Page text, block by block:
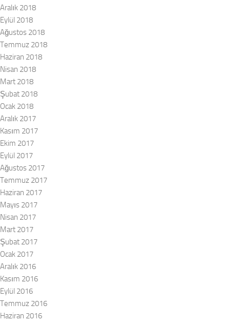
Aralık 2018
Eylül 2018
Ağustos 2018
Temmuz 2018
Haziran 2018
Nisan 2018
Mart 2018
Şubat 2018
Ocak 2018
Aralık 2017
Kasım 2017
Ekim 2017
Eylül 2017
Ağustos 2017
Temmuz 2017
Haziran 2017
Mayıs 2017
Nisan 2017
Mart 2017
Şubat 2017
Ocak 2017
Aralık 2016
Kasım 2016
Eylül 2016
Temmuz 2016
Haziran 2016